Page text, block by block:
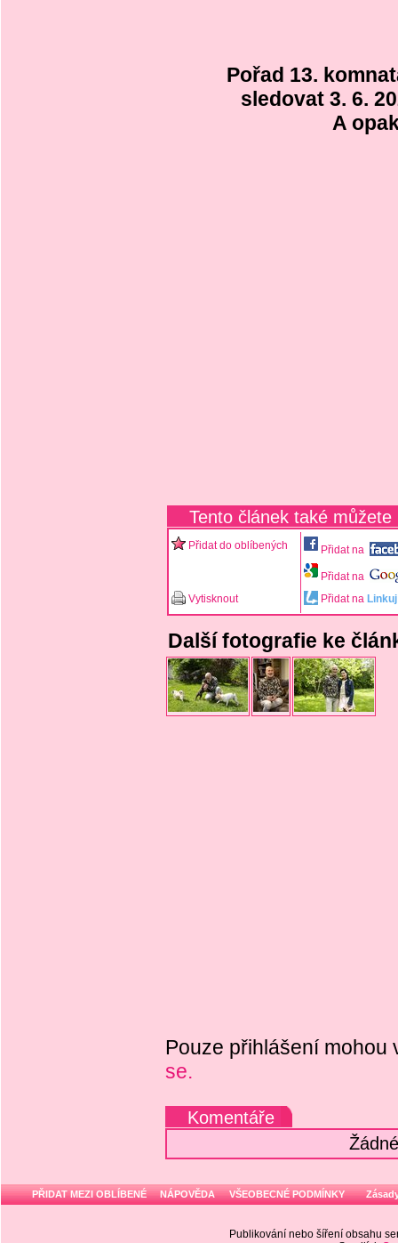
Pořad 13.
sledovat 3. 6.
A
Tento článek také můžete
Přidat do oblíbených Přidat na
Přidat na
Vytisknout
Přidat na Linkuj
Další fotografie ke
Pouze přihlášení
se.
Komentáře
PŘIDAT MEZI OBLÍBENÉ NÁPOVĚDA VŠEOBECNÉ PODMÍNKY
Publikování nebo šíření obsahu